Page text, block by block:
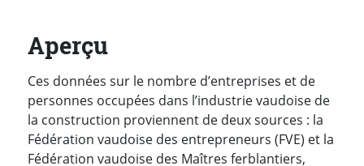
Aperçu
Ces données sur le nombre d’entreprises et de
personnes occupées dans l’industrie vaudoise de
la construction proviennent de deux sources : la
Fédération vaudoise des entrepreneurs (FVE) et la
Fédération vaudoise des Maîtres ferblantiers,